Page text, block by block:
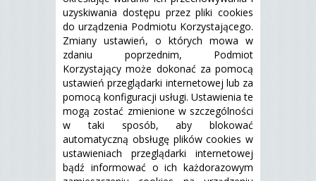
uzyskiwania dostępu przez pliki cookies
do urządzenia Podmiotu Korzystającego.
Zmiany ustawień, o których mowa w
zdaniu poprzednim, Podmiot
Korzystający może dokonać za pomocą
ustawień przeglądarki internetowej lub za
pomocą konfiguracji usługi. Ustawienia te
mogą zostać zmienione w szczególności
w taki sposób, aby blokować
automatyczną obsługę plików cookies w
ustawieniach przeglądarki internetowej
bądź informować o ich każdorazowym